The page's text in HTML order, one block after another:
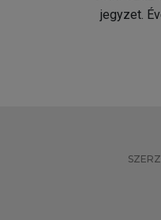
jegyzet.